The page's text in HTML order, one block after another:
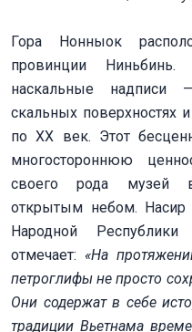
Гора Нонныок
провинции
наскальные надписи
скальных поверхностях
по XX век. Этот
многостороннюю
своего рода музей
открытым небом. Насир
Народной
отмечает: «На
петроглифы не просто
Они содержат в себе
традиции Вьетнама